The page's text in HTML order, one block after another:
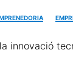
innovació